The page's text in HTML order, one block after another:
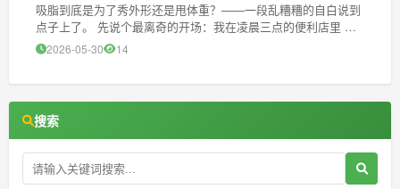
吸脂到底是为了秀外形还是甩体重？——一段乱糟糟的自白说到
点子上了。 先说个最离奇的开场：我在凌晨三点的便利店里 买
了两包泡面顺手把包装纸撕成碎片塞进抽屉，像在给自己的记忆
埋伏笔。那时候我正纠结：到底是要靠吸脂手术来拯救那条“炸鸡
2026-05-30 14
搜索